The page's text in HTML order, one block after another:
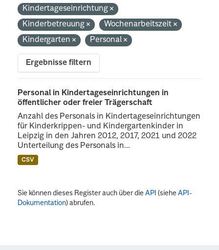
Kindertageseinrichtung
Kinderbetreuung
Wochenarbeitszeit
Kindergarten
Personal
Ergebnisse filtern
Personal in Kindertageseinrichtungen in
öffentlicher oder freier Trägerschaft
Anzahl des Personals in Kindertageseinrichtungen
für Kinderkrippen- und Kindergartenkinder in
Leipzig in den Jahren 2012, 2017, 2021 und 2022
Unterteilung des Personals in...
CSV
Sie können dieses Register auch über dieAPI (sieheAPI-
Dokumentation) abrufen.